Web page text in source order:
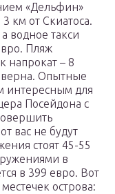
«Дельфин»
3 км от Скиатоса.
водное такси
Пляж
напрокат – 8
Опытные
интересным для
Посейдона с
вас не будут
стоят 45-55
в
в 399 евро. Вот
острова: